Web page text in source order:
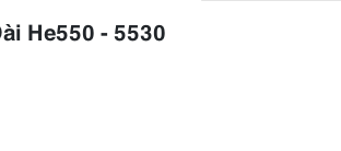
He550 - 5530